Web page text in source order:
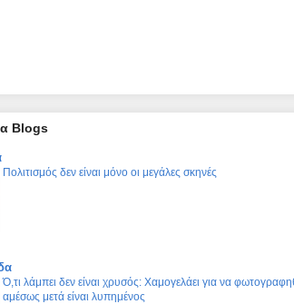
Blogs
Πολιτισμός δεν είναι μόνο οι μεγάλες σκηνές
Ό,τι λάμπει δεν είναι χρυσός: Χαμογελάει για να
αμέσως μετά είναι λυπημένος